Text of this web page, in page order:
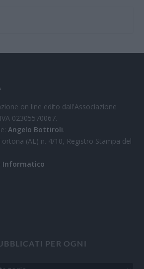
on line edito dall'Associazione
02305570067.
Angelo Bottiroli.
(AL) n. 4/10, Registro Stampa del
Informatico
PER OGNI